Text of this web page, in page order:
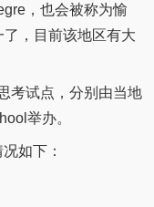
，也会被称为愉
，目前该地区有大
考试点，分别由当地
举办。
如下：